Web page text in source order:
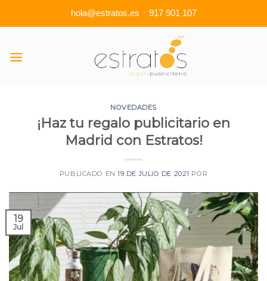
hola@estratos.es · 917 901 107
content
NOVEDADES
¡Haz tu regalo publicitario en
Madrid con Estratos!
PUBLICADO EN19 DE JULIO DE 2021 POR
19
Jul